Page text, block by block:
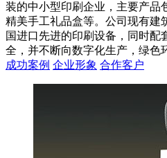
装的中小型印刷企业，主要产品
精美手工礼品盒等。公司现有建
国进口先进的印刷设备，同时配
全，并不断向数字化生产，绿色
成功案例 企业形象 合作客户